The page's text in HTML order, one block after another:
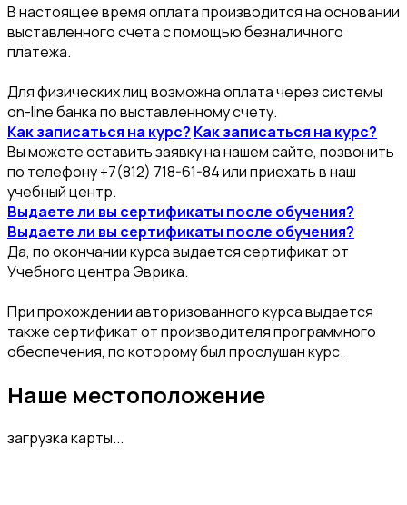
В настоящее время оплата производится на основании
выставленного счета с помощью безналичного
платежа.
Для физических лиц возможна оплата через системы
on-line банка по выставленному счету.
Как записаться на курс? Как записаться на курс?
Вы можете оставить заявку на нашем сайте, позвонить
по телефону +7(812) 718-61-84 или приехать в наш
учебный центр.
Выдаете ли вы сертификаты после обучения?
Выдаете ли вы сертификаты после обучения?
Да, по окончании курса выдается сертификат от
Учебного центра Эврика.
При прохождении авторизованного курса выдается
также сертификат от производителя программного
обеспечения, по которому был прослушан курс.
Наше местоположение
загрузка карты...